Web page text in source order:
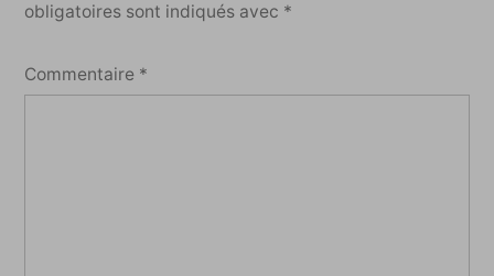
obligatoires sont indiqués avec *
Commentaire *